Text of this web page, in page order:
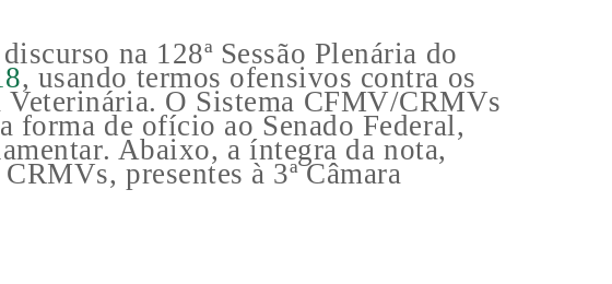
na 128ª Sessão Plenária do
, usando termos ofensivos contra os
Veterinária. O Sistema CFMV/CRMVs
forma de ofício ao Senado Federal,
Abaixo, a íntegra da nota,
presentes à 3ª Câmara